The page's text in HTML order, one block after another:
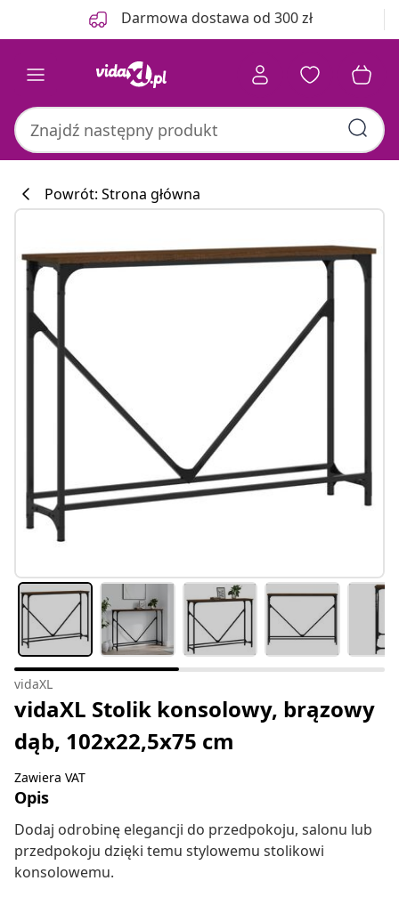
Darmowa dostawa od 300 zł
Powrót: Strona główna
vidaXL
vidaXL Stolik konsolowy, brązowy
dąb, 102x22,5x75 cm
Zawiera VAT
Opis
Dodaj odrobinę elegancji do przedpokoju, salonu lub
przedpokoju dzięki temu stylowemu stolikowi
konsolowemu.